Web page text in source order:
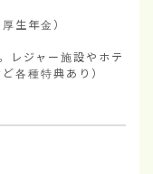
生年金）
レジャー施設やホテ
各種特典あり）